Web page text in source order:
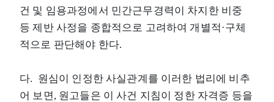
건 및 임용과정에서 민간근무경력이 차지한 비중
등 제반 사정을 종합적으로 고려하여 개별적·구체
적으로 판단해야 한다.
다. 원심이 인정한 사실관계를 이러한 법리에 비추
어 보면, 원고들은 이 사건 지침이 정한 자격증 등을